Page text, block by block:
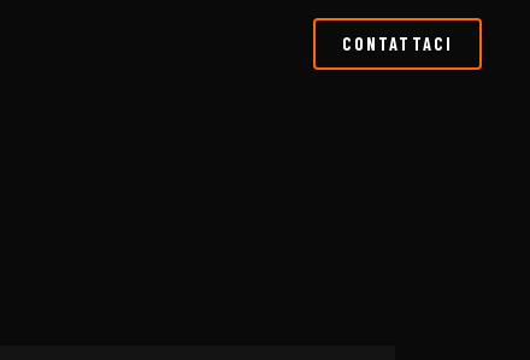
CONTATTACI